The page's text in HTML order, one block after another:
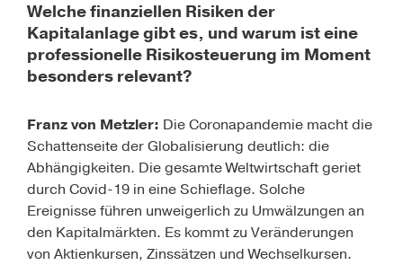
Welche finanziellen Risiken der
Kapitalanlage gibt es, und warum ist eine
professionelle ­Risikosteuerung im Moment
besonders relevant?
Franz von Metzler: Die Coronapandemie macht die
Schattenseite der Globalisierung deutlich: die
Abhängigkeiten. Die gesamte Weltwirtschaft geriet
durch Covid-19 in eine Schieflage. Solche
Ereignisse führen unweigerlich zu Umwälzungen an
den Kapitalmärkten. Es kommt zu Veränderungen
von Aktienkursen, Zinssätzen und Wechselkursen.